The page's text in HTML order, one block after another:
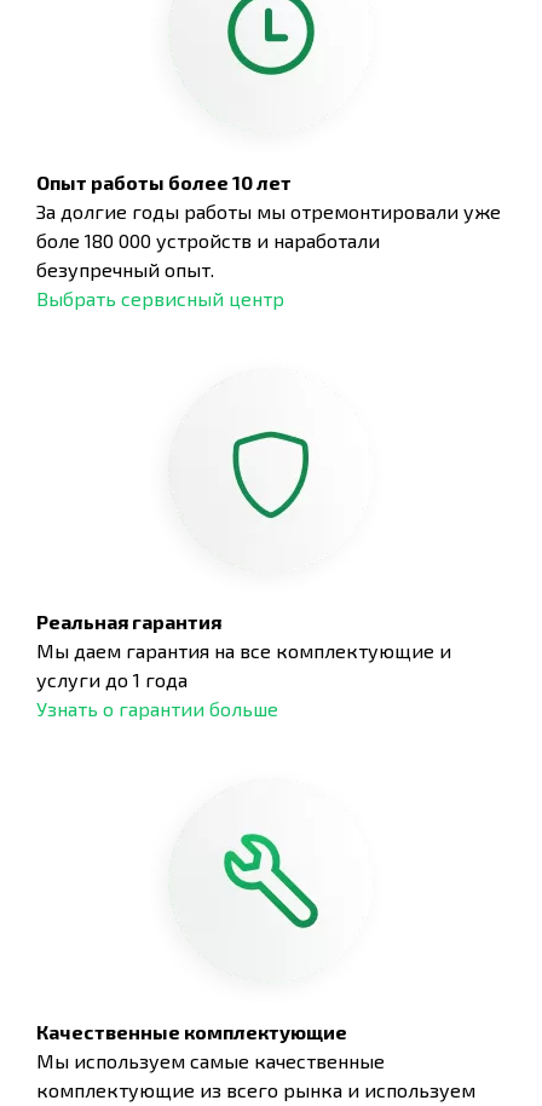
Опыт работы более 10 лет
За долгие годы работы мы отремонтировали уже
боле 180 000 устройств и наработали
безупречный опыт.
Выбрать сервисный центр
Реальная гарантия
Мы даем гарантия на все комплектующие и
услуги до 1 года
Узнать о гарантии больше
Качественные комплектующие
Мы используем самые качественные
комплектующие из всего рынка и используем